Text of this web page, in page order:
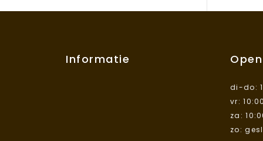
Informatie
di-do:
vr:
za:
zo: